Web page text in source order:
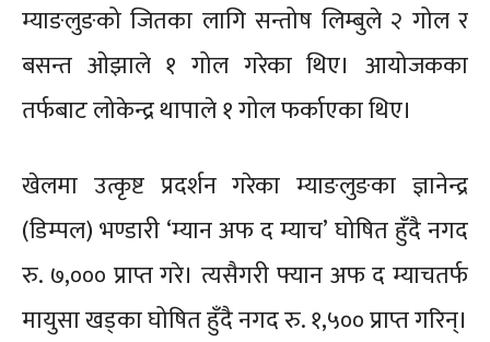
म्याङलुङको जितका लागि सन्तोष लिम्बुले २ गोल र
बसन्त ओझाले १ गोल गरेका थिए। आयोजकका
तर्फबाट लोकेन्द्र थापाले १ गोल फर्काएका थिए।
खेलमा उत्कृष्ट प्रदर्शन गरेका म्याङलुङका ज्ञानेन्द्र
(डिम्पल) भण्डारी ‘म्यान अफ द म्याच’ घोषित हुँदै नगद
रु. ७,००० प्राप्त गरे। त्यसैगरी फ्यान अफ द म्याचतर्फ
मायुसा खड्का घोषित हुँदै नगद रु. १,५०० प्राप्त गरिन्।